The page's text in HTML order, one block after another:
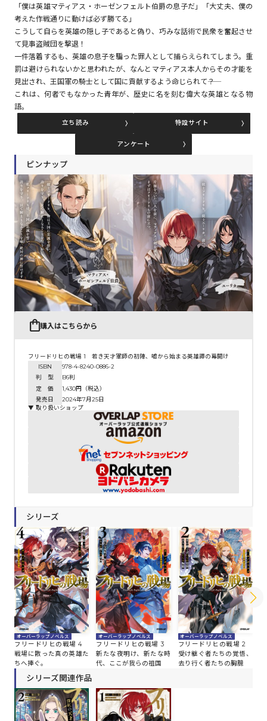
コミックパルフェ
コミックエッセイ
「僕は英雄マティアス・ホーゼンフェルト伯爵の息子だ」「大丈夫、僕の
考えた作戦通りに動けば必ず勝てる」
こうして自らを英雄の隠し子であると偽り、巧みな話術で民衆を奮起させ
て見事盗賊団を撃退！
一件落着するも、英雄の息子を騙った罪人として捕らえられてしまう。重
罰は避けられないかと思われたが、なんとマティアス本人からその才能を
見出され、王国軍の騎士として国に貢献するよう命じられて――？
これは、何者でもなかった青年が、歴史に名を刻む偉大な英雄となる物
語。
立ち読み 特設サイト
アンケート
ピンナップ
購入はこちらから
フリードリヒの戦場 1 若き天才軍師の初陣、嘘から始まる英雄譚の幕開け
ISBN
978-4-8240-0886-2
判 型
B6判
定 価
1,430円（税込）
発売日
2024年7月25日
▼ 取り扱いショップ
シリーズ
オーバーラップノベルス
フリードリヒの戦場 4
戦場に散った真の英雄た
ちへ捧ぐ。
オーバーラップノベルス
フリードリヒの戦場 3
新たな夜明け、新たな時
代、ここが我らの祖国
オーバーラップノベルス
フリードリヒの戦場 2
受け継ぐ者たちの覚悟、
去り行く者たちの胸臆
シリーズ関連作品